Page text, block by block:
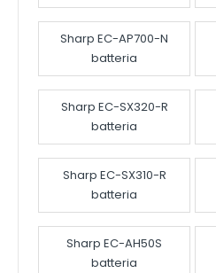
Sharp EC-AP700-N
batteria
Sharp EC-SX320-R
batteria
Sharp EC-SX310-R
batteria
Sharp EC-AH50S
batteria